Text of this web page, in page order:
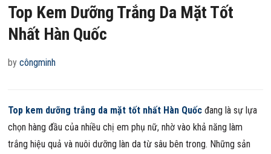
Top Kem Dưỡng Trắng Da Mặt Tốt
Nhất Hàn Quốc
bycôngminh
Top kem dưỡng trắng da mặt tốt nhất Hàn Quốc đang là sự lựa
chọn hàng đầu của nhiều chị em phụ nữ, nhờ vào khả năng làm
trắng hiệu quả và nuôi dưỡng làn da từ sâu bên trong. Những sản